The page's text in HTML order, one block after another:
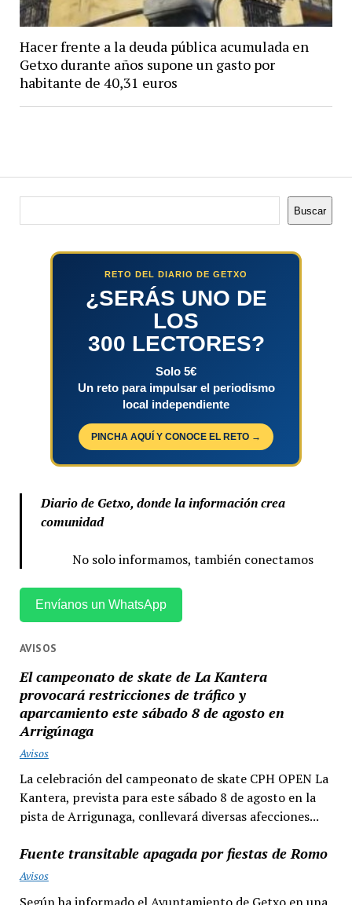
Hacer frente a la deuda pública acumulada en
Getxo durante años supone un gasto por
habitante de 40,31 euros
Buscar
RETO DEL DIARIO DE GETXO
¿SERÁS UNO DE
LOS
300 LECTORES?
Solo 5€
Un reto para impulsar el periodismo
local independiente
PINCHA AQUÍ Y CONOCE EL RETO →
Diario de Getxo, donde la información crea
comunidad
No solo informamos, también conectamos
Envíanos un WhatsApp
AVISOS
El campeonato de skate de La Kantera
provocará restricciones de tráfico y
aparcamiento este sábado 8 de agosto en
Arrigúnaga
Avisos
La celebración del campeonato de skate CPH OPEN La
Kantera, prevista para este sábado 8 de agosto en la
pista de Arrigunaga, conllevará diversas afecciones...
Fuente transitable apagada por fiestas de Romo
Avisos